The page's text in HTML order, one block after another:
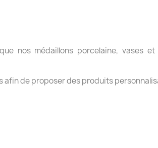
nos médaillons porcelaine, vases et
de proposer des produits